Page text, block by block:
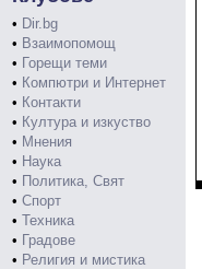
• Dir.bg
• Взаимопомощ
• Горещи теми
• Компютри и Интернет
• Контакти
• Култура и изкуство
• Мнения
• Наука
• Политика, Свят
• Спорт
• Техника
• Градове
• Религия и мистика